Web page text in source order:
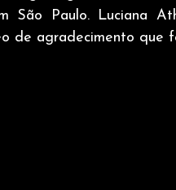
São Paulo. Luciana
de agradecimento que